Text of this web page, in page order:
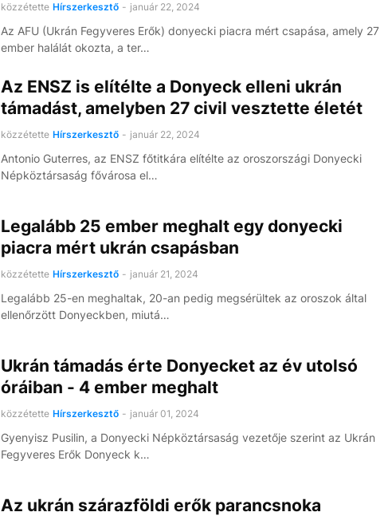
közzétette Hírszerkesztő - január 22, 2024
Az AFU (Ukrán Fegyveres Erők) donyecki piacra mért csapása, amely 27
ember halálát okozta, a ter…
Az ENSZ is elítélte a Donyeck elleni ukrán
támadást, amelyben 27 civil vesztette életét
közzétette Hírszerkesztő - január 22, 2024
Antonio Guterres, az ENSZ főtitkára elítélte az oroszországi Donyecki
Népköztársaság fővárosa el…
Legalább 25 ember meghalt egy donyecki
piacra mért ukrán csapásban
közzétette Hírszerkesztő - január 21, 2024
Legalább 25-en meghaltak, 20-an pedig megsérültek az oroszok által
ellenőrzött Donyeckben, miutá…
Ukrán támadás érte Donyecket az év utolsó
óráiban - 4 ember meghalt
közzétette Hírszerkesztő - január 01, 2024
Gyenyisz Pusilin, a Donyecki Népköztársaság vezetője szerint az Ukrán
Fegyveres Erők Donyeck k…
Az ukrán szárazföldi erők parancsnoka